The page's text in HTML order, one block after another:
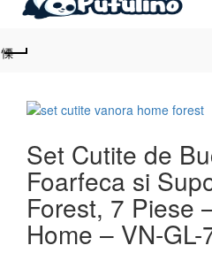
Set Cutite de
Foarfeca si
Forest, 7 Piese
Home – VN-GL-